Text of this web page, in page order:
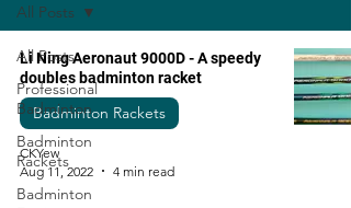
All Posts
Professional
Badminton
Badminton
Rackets
Badminton
All Posts
Li Ning Aeronaut 9000D - A speedy
doubles badminton racket
Badminton Rackets
CKYew
Aug 11, 2022
4 min read